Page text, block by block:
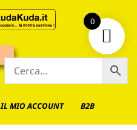
IL MIO ACCOUNT B2B
0